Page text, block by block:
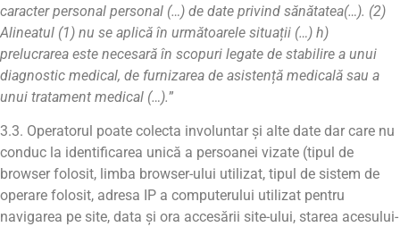
caracter personal personal (…) de date privind sănătatea(…). (2)
Alineatul (1) nu se aplică în următoarele situații (…) h)
prelucrarea este necesară în scopuri legate de stabilire a unui
diagnostic medical, de furnizarea de asistență medicală sau a
unui tratament medical (…).”
3.3. Operatorul poate colecta involuntar și alte date dar care nu
conduc la identificarea unică a persoanei vizate (tipul de
browser folosit, limba browser-ului utilizat, tipul de sistem de
operare folosit, adresa IP a computerului utilizat pentru
navigarea pe site, data și ora accesării site-ului, starea acesului-